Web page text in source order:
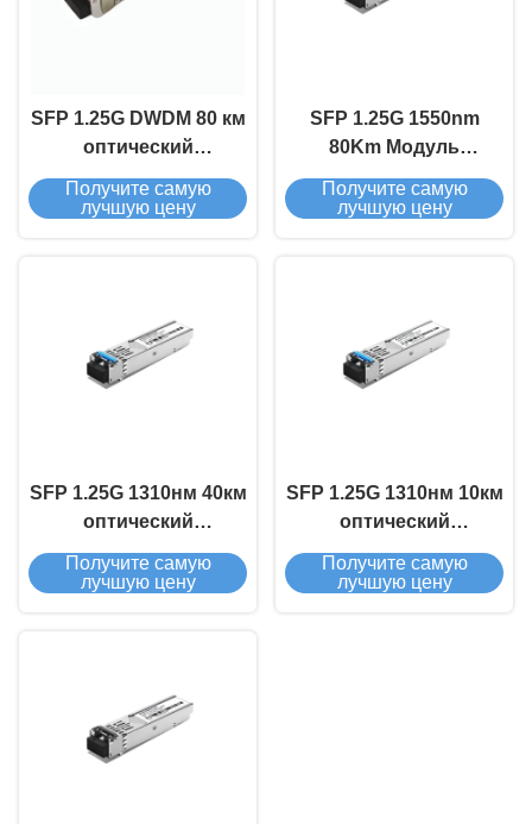
SFP 1.25G DWDM 80 км
оптический
трансиверный модуль
Получите самую
лучшую цену
SFP 1.25G 1550nm
80Km Модуль
оптического
приемопередатчика
Получите самую
лучшую цену
SFP 1.25G 1310нм 40км
оптический
приемопередатчик
Получите самую
лучшую цену
SFP 1.25G 1310нм 10км
оптический
приемопередатчик
Получите самую
лучшую цену